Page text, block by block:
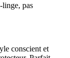
linge, pas
conscient et